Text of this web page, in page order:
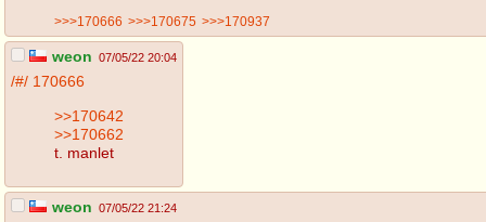
>>>170666 >>>170675 >>>170937
weon 07/05/22 20:04
/#/ 170666
>>170642
>>170662
t. manlet
weon 07/05/22 21:24